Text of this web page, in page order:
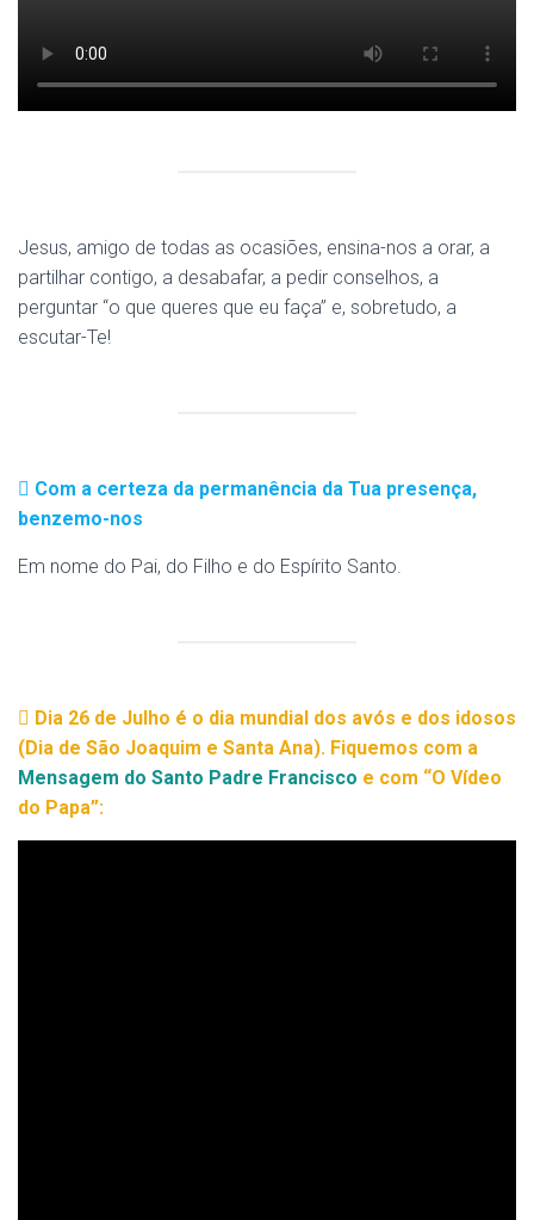
Jesus, amigo de todas as ocasiões, ensina-nos a orar, a
partilhar contigo, a desabafar, a pedir conselhos, a
perguntar “o que queres que eu faça” e, sobretudo, a
escutar-Te!
Com a certeza da permanência da Tua presença,
benzemo-nos
Em nome do Pai, do Filho e do Espírito Santo.
Dia 26 de Julho é o dia mundial dos avós e dos idosos
(Dia de São Joaquim e Santa Ana). Fiquemos com a
Mensagem do Santo Padre Francisco e com “O Vídeo
do Papa”: